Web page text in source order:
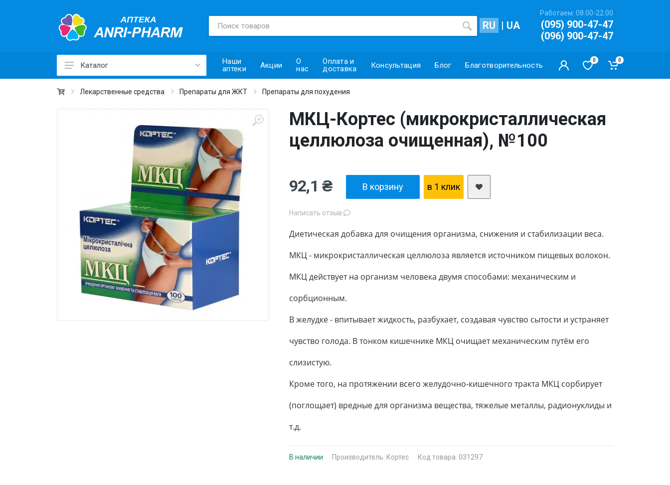
RU | UA
Работаем: 08.00-22.00
(095) 900-47-47
(096) 900-47-47
Каталог
Лекарственные средства ›
Медицинские товары и техника ›
Лечебная косметика ›
Витамины и добавки ›
Ежедневная гигиена ›
Для детей и мам ›
Товары для дома ›
Косметика CODERMA KIDS
Наши
аптеки
Акции
О
нас
Оплата и
доставка
Консультация Блог Благотворительность
0 0
Лекарственные средства Препараты для ЖКТ Препараты для похудения
МКЦ-Кортес (микрокристаллическая
целлюлоза очищенная), №100
Написать отзыв
Диетическая добавка для очищения организма, снижения и стабилизации веса.
МКЦ - микрокристаллическая целлюлоза является источником пищевых волокон.
МКЦ действует на организм человека двумя способами: механическим и
сорбционным.
В желудке - впитывает жидкость, разбухает, создавая чувство сытости и устраняет
чувство голода. В тонком кишечнике МКЦ очищает механическим путём его
слизистую.
Кроме того, на протяжении всего желудочно-кишечного тракта МКЦ сорбирует
(поглощает) вредные для организма вещества, тяжелые металлы, радионуклиды и
т.д.
В наличии Производитель: Кортес Код товара: 031297
92,1 ₴ В корзину в 1 клик